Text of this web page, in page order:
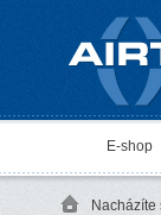
E-shop
Nacházíte